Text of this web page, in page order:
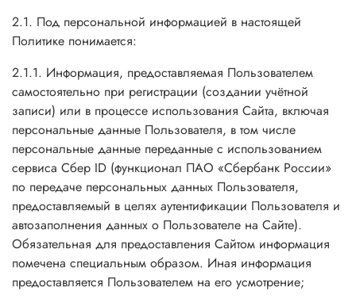
2.1. Под персональной информацией в настоящей
Политике понимается:
2.1.1. Информация, предоставляемая Пользователем
самостоятельно при регистрации (создании учётной
записи) или в процессе использования Сайта, включая
персональные данные Пользователя, в том числе
персональные данные переданные с использованием
сервиса Сбер ID (функционал ПАО «Сбербанк России»
по передаче персональных данных Пользователя,
предоставляемый в целях аутентификации Пользователя и
автозаполнения данных о Пользователе на Сайте).
Обязательная для предоставления Сайтом информация
помечена специальным образом. Иная информация
предоставляется Пользователем на его усмотрение;